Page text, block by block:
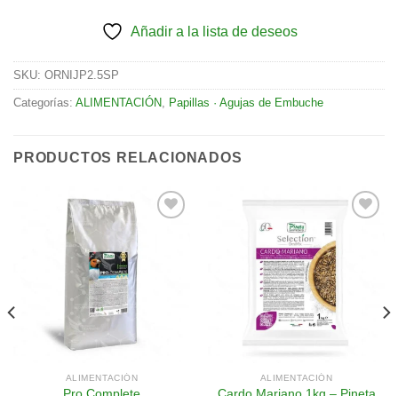
Añadir a la lista de deseos
SKU: ORNIJP2.5SP
Categorías: ALIMENTACIÓN, Papillas · Agujas de Embuche
PRODUCTOS RELACIONADOS
ALIMENTACIÓN ALIMENTACIÓN